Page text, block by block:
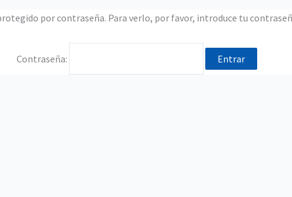
por contraseña. Para verlo, por favor, introduce tu
Contraseña: